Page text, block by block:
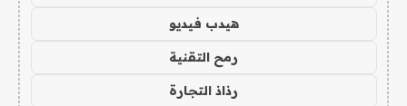
هيدب فيديو
رمح التقنية
رذاذ التجارة